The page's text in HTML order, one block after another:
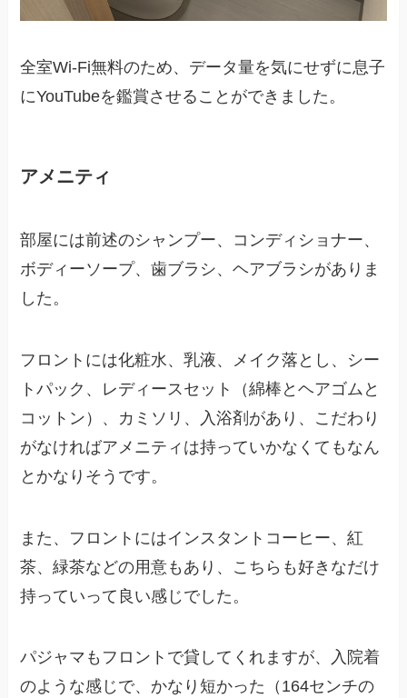
全室Wi-Fi無料のため、データ量を気にせずに息子
にYouTubeを鑑賞させることができました。
アメニティ
部屋には前述のシャンプー、コンディショナー、
ボディーソープ、歯ブラシ、ヘアブラシがありま
した。
フロントには化粧水、乳液、メイク落とし、シー
トパック、レディースセット（綿棒とヘアゴムと
コットン）、カミソリ、入浴剤があり、こだわり
がなければアメニティは持っていかなくてもなん
とかなりそうです。
また、フロントにはインスタントコーヒー、紅
茶、緑茶などの用意もあり、こちらも好きなだけ
持っていって良い感じでした。
パジャマもフロントで貸してくれますが、入院着
のような感じで、かなり短かった（164センチの